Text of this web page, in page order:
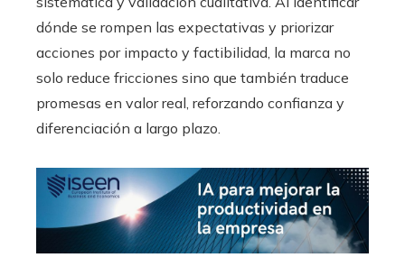
dónde se rompen las expectativas y priorizar
acciones por impacto y factibilidad, la marca no
solo reduce fricciones sino que también traduce
promesas en valor real, reforzando confianza y
diferenciación a largo plazo.